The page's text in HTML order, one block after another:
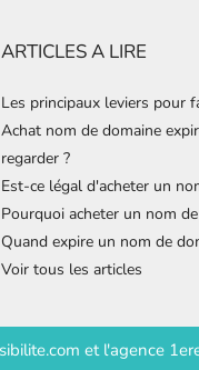
ARTICLES A LIRE
Les principaux leviers pour
Achat nom de domaine
regarder ?
Est-ce légal d'acheter un
Pourquoi acheter un nom
Quand expire un nom de
Voir tous les articles
etl'agence